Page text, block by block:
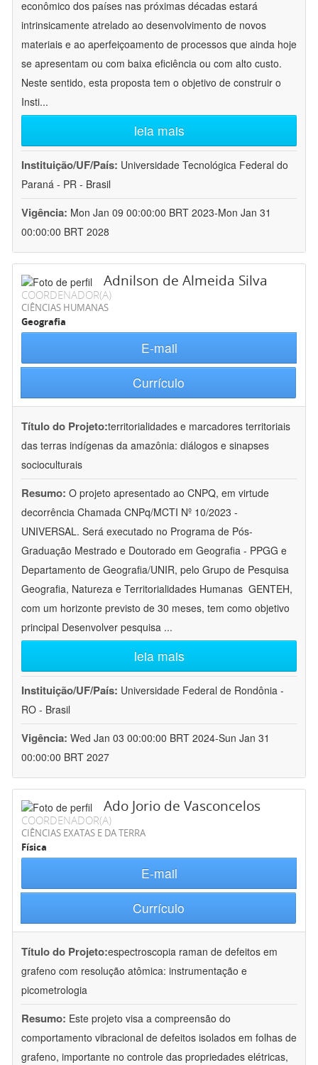
econômico dos países nas próximas décadas estará
intrinsicamente atrelado ao desenvolvimento de novos
materiais e ao aperfeiçoamento de processos que ainda hoje
se apresentam ou com baixa eficiência ou com alto custo.
Neste sentido, esta proposta tem o objetivo de construir o
Insti...
leia mais
Instituição/UF/País: Universidade Tecnológica Federal do
Paraná - PR - Brasil
Vigência: Mon Jan 09 00:00:00 BRT 2023-Mon Jan 31
00:00:00 BRT 2028
Adnilson de Almeida Silva
COORDENADOR(A)
CIÊNCIAS HUMANAS
Geografia
E-mail
Currículo
Título do Projeto:territorialidades e marcadores territoriais
das terras indígenas da amazônia: diálogos e sinapses
socioculturais
Resumo: O projeto apresentado ao CNPQ, em virtude
decorrência Chamada CNPq/MCTI Nº 10/2023 -
UNIVERSAL. Será executado no Programa de Pós-
Graduação Mestrado e Doutorado em Geografia - PPGG e
Departamento de Geografia/UNIR, pelo Grupo de Pesquisa
Geografia, Natureza e Territorialidades Humanas  GENTEH,
com um horizonte previsto de 30 meses, tem como objetivo
principal Desenvolver pesquisa ...
leia mais
Instituição/UF/País: Universidade Federal de Rondônia -
RO - Brasil
Vigência: Wed Jan 03 00:00:00 BRT 2024-Sun Jan 31
00:00:00 BRT 2027
Ado Jorio de Vasconcelos
COORDENADOR(A)
CIÊNCIAS EXATAS E DA TERRA
Física
E-mail
Currículo
Título do Projeto:espectroscopia raman de defeitos em
grafeno com resolução atômica: instrumentação e
picometrologia
Resumo: Este projeto visa a compreensão do
comportamento vibracional de defeitos isolados em folhas de
grafeno, importante no controle das propriedades elétricas,